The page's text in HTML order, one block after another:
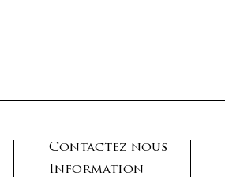
Contactez nous
Information